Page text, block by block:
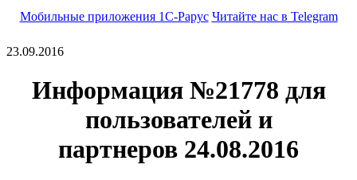
Мобильные приложения 1С-Рарус Читайте нас в Telegram
23.09.2016
Информация №21778 для
пользователей и
партнеров 24.08.2016